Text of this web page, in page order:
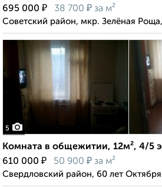
695 000 ₽ 38 700 ₽ за м²
Советский район, мкр. Зелёная
5
Комната в общежитии, 12м², 4/5
610 000 ₽ 50 900 ₽ за м²
Свердловский район, 60 лет Октября